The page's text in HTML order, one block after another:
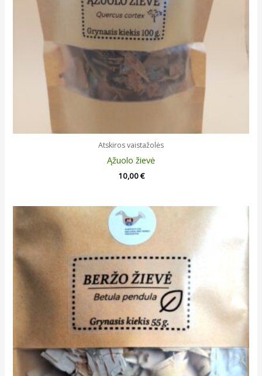
Atskiros vaistažolės
Ąžuolo žievė
10,00€